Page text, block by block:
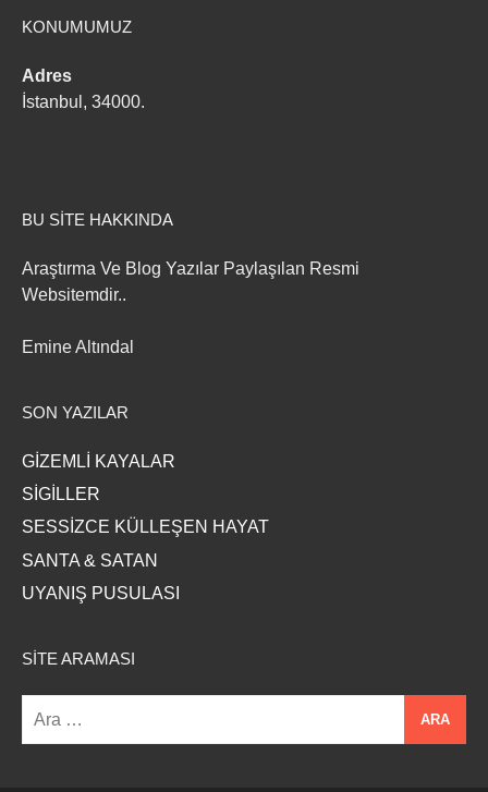
KONUMUMUZ
Adres
İstanbul, 34000.
BU SITE HAKKINDA
Araştırma Ve Blog Yazılar Paylaşılan Resmi
Websitemdir..
Emine Altındal
SON YAZILAR
GİZEMLİ KAYALAR
SİGİLLER
SESSİZCE KÜLLEŞEN HAYAT
SANTA & SATAN
UYANIŞ PUSULASI
SITE ARAMASI